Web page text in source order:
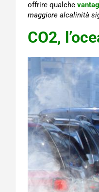
offrire qualche
maggiore alcalinità
CO2,